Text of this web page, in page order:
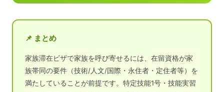
📌 まとめ
家族滞在ビザで家族を呼び寄せるには、在留資格が家
族帯同の要件（技術/人文/国際・永住者・定住者等）を
満たしていることが前提です。特定技能1号・技能実習